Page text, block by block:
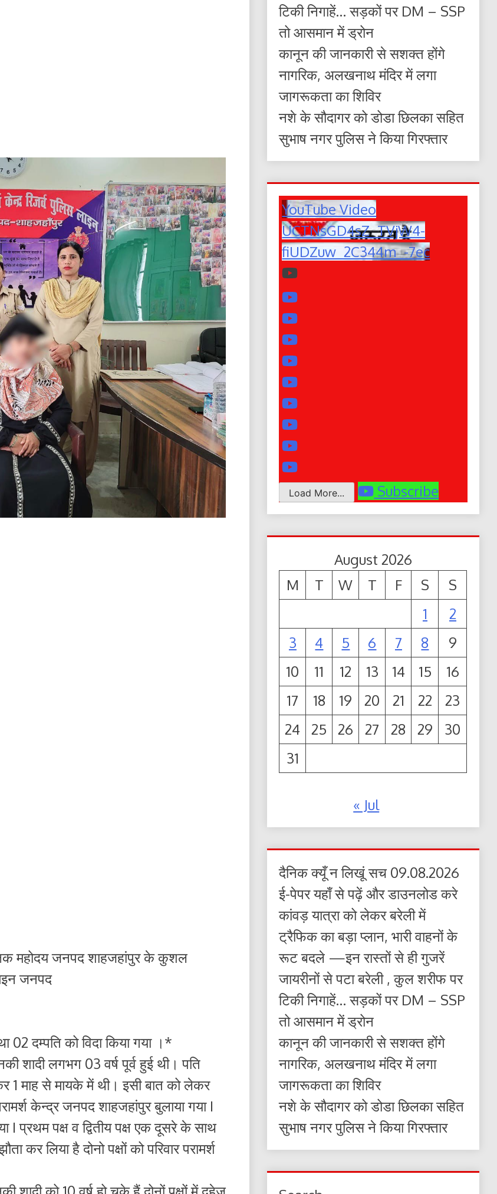
महोदय जनपद शाहजहांपुर के कुशल
जनपद
02 दम्पति को विदा किया गया ।*
शादी लगभग 03 वर्ष पूर्व हुई थी। पति
1 माह से मायके में थी। इसी बात को लेकर
केन्द्र जनपद शाहजहांपुर बुलाया गया I
I प्रथम पक्ष व द्वितीय पक्ष एक दूसरे के साथ
कर लिया है दोनो पक्षों को परिवार परामर्श
टिकी निगाहें… सड़कों पर DM – SSP
तो आसमान में ड्रोन
कानून की जानकारी से सशक्त होंगे
नागरिक, अलखनाथ मंदिर में लगा
जागरूकता का शिविर
नशे के सौदागर को डोडा छिलका सहित
सुभाष नगर पुलिस ने किया गिरफ्तार
YouTube Video
UCTNsGD4sZ_TVjW4-
fiUDZuw_2C344m_-7ec
Load More... Subscribe
August 2026
M
T W T F S
S
1
2
3
4 5 6 7 8
9
10
11 12 13 14 15
16
17
18 19 20 21 22
23
24
25 26 27 28 29
30
31
« Jul
दैनिक क्यूँ न लिखूं सच 09.08.2026
ई-पेपर यहाँ से पढ़ें और डाउनलोड करे
कांवड़ यात्रा को लेकर बरेली में
ट्रैफिक का बड़ा प्लान, भारी वाहनों के
रूट बदले —इन रास्तों से ही गुजरें
जायरीनों से पटा बरेली , कुल शरीफ पर
टिकी निगाहें… सड़कों पर DM – SSP
तो आसमान में ड्रोन
कानून की जानकारी से सशक्त होंगे
नागरिक, अलखनाथ मंदिर में लगा
जागरूकता का शिविर
नशे के सौदागर को डोडा छिलका सहित
सुभाष नगर पुलिस ने किया गिरफ्तार